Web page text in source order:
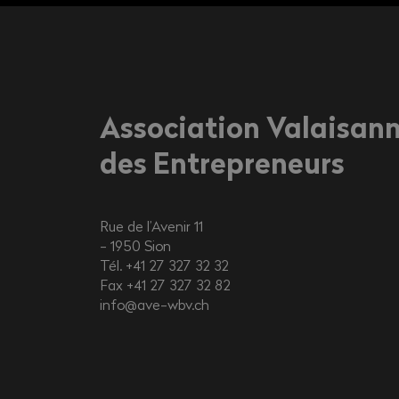
Association
des Entrepreneurs
Rue de l’Avenir 11
1950 Sion
Tél. +41 27 327 32 32
Fax +41 27 327 32 82
info@ave-wbv.ch